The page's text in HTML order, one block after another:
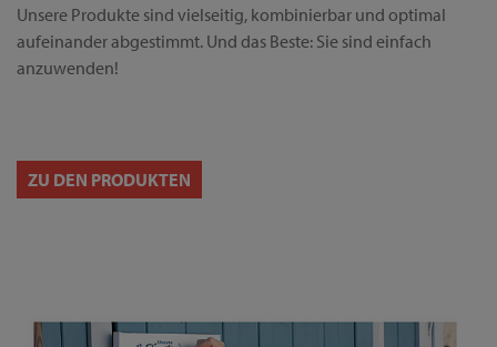
Unsere Produkte sind vielseitig, kombinierbar und optimal
aufeinander abgestimmt. Und das Beste: Sie sind einfach
anzuwenden!
ZU DEN PRODUKTEN